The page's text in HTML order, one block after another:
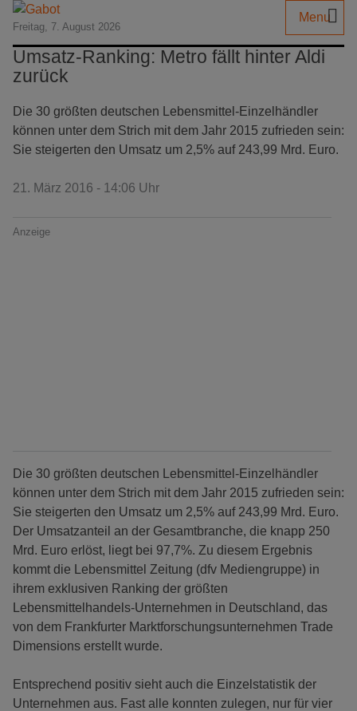
Freitag, 7. August 2026
Menu
Umsatz-Ranking: Metro fällt hinter Aldi
zurück
Die 30 größten deutschen Lebensmittel-Einzelhändler
können unter dem Strich mit dem Jahr 2015 zufrieden sein:
Sie steigerten den Umsatz um 2,5% auf 243,99 Mrd. Euro.
21. März 2016 - 14:06 Uhr
Anzeige
Die 30 größten deutschen Lebensmittel-Einzelhändler
können unter dem Strich mit dem Jahr 2015 zufrieden sein:
Sie steigerten den Umsatz um 2,5% auf 243,99 Mrd. Euro.
Der Umsatzanteil an der Gesamtbranche, die knapp 250
Mrd. Euro erlöst, liegt bei 97,7%. Zu diesem Ergebnis
kommt die Lebensmittel Zeitung (dfv Mediengruppe) in
ihrem exklusiven Ranking der größten
Lebensmittelhandels-Unternehmen in Deutschland, das
von dem Frankfurter Marktforschungsunternehmen Trade
Dimensions erstellt wurde.
Entsprechend positiv sieht auch die Einzelstatistik der
Unternehmen aus. Fast alle konnten zulegen, nur für vier